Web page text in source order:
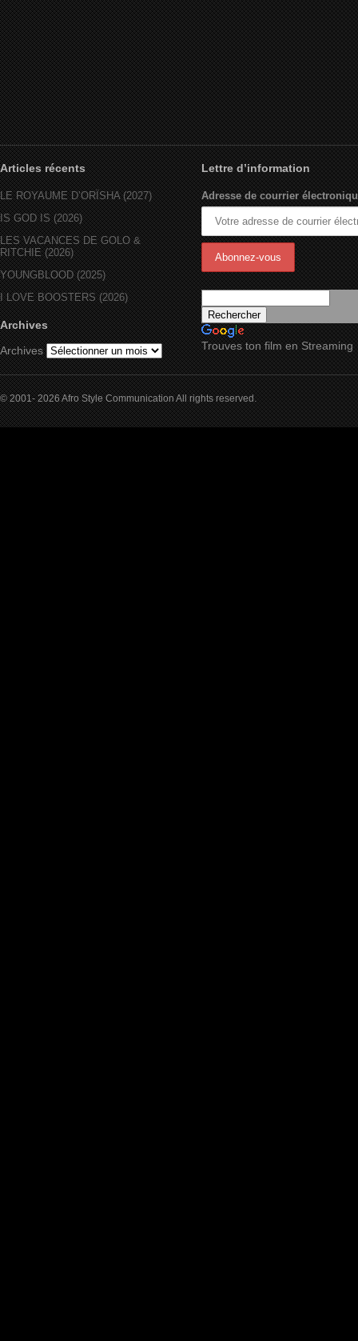
Articles récents
LE ROYAUME D’ORÏSHA (2027)
IS GOD IS (2026)
LES VACANCES DE GOLO &
RITCHIE (2026)
YOUNGBLOOD (2025)
I LOVE BOOSTERS (2026)
Archives
Archives
Lettre d’information
Adresse de courrier
Trouves ton film en Streaming
© 2001- 2026 Afro Style Communication All rights reserved.